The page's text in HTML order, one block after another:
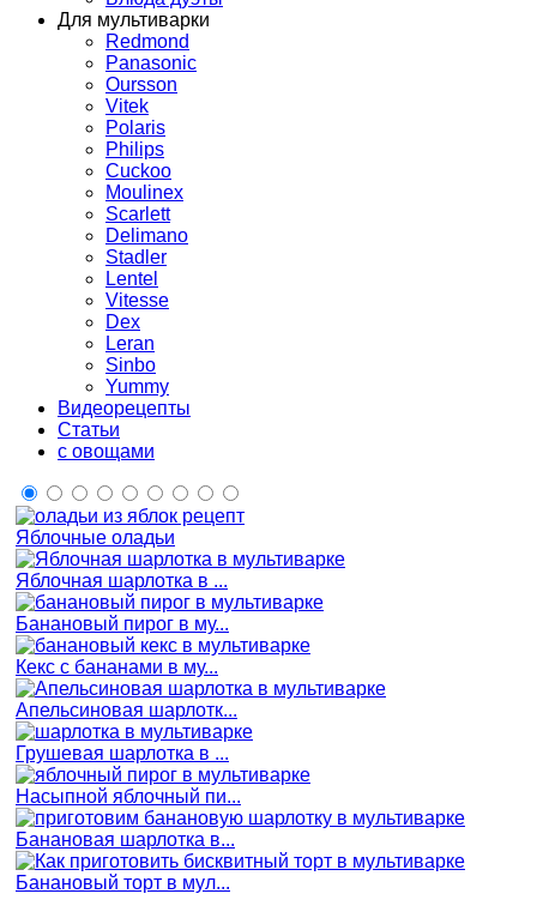
Для мультиварки
Redmond
Panasonic
Oursson
Vitek
Polaris
Philips
Cuckoo
Moulinex
Scarlett
Delimano
Stadler
Lentel
Vitesse
Dex
Leran
Sinbo
Yummy
Видеорецепты
Статьи
с овощами
Яблочные оладьи
Яблочная шарлотка в ...
Банановый пирог в му...
Кекс с бананами в му...
Апельсиновая шарлотк...
Грушевая шарлотка в ...
Насыпной яблочный пи...
Банановая шарлотка в...
Банановый торт в мул...